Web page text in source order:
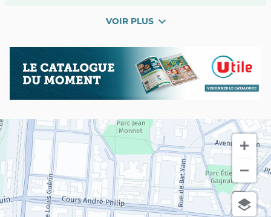
VOIR PLUS
et
horaires
d'ouverture
du
UTILE
VILLEURBANNE
Zola
promos
moment